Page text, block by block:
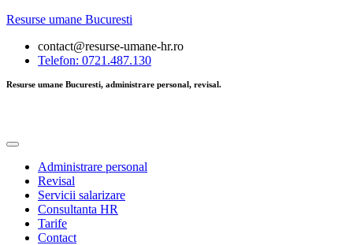
Resurse umane Bucuresti
contact@resurse-umane-hr.ro
Telefon: 0721.487.130
Resurse umane Bucuresti, administrare personal, revisal.
Administrare personal
Revisal
Servicii salarizare
Consultanta HR
Tarife
Contact